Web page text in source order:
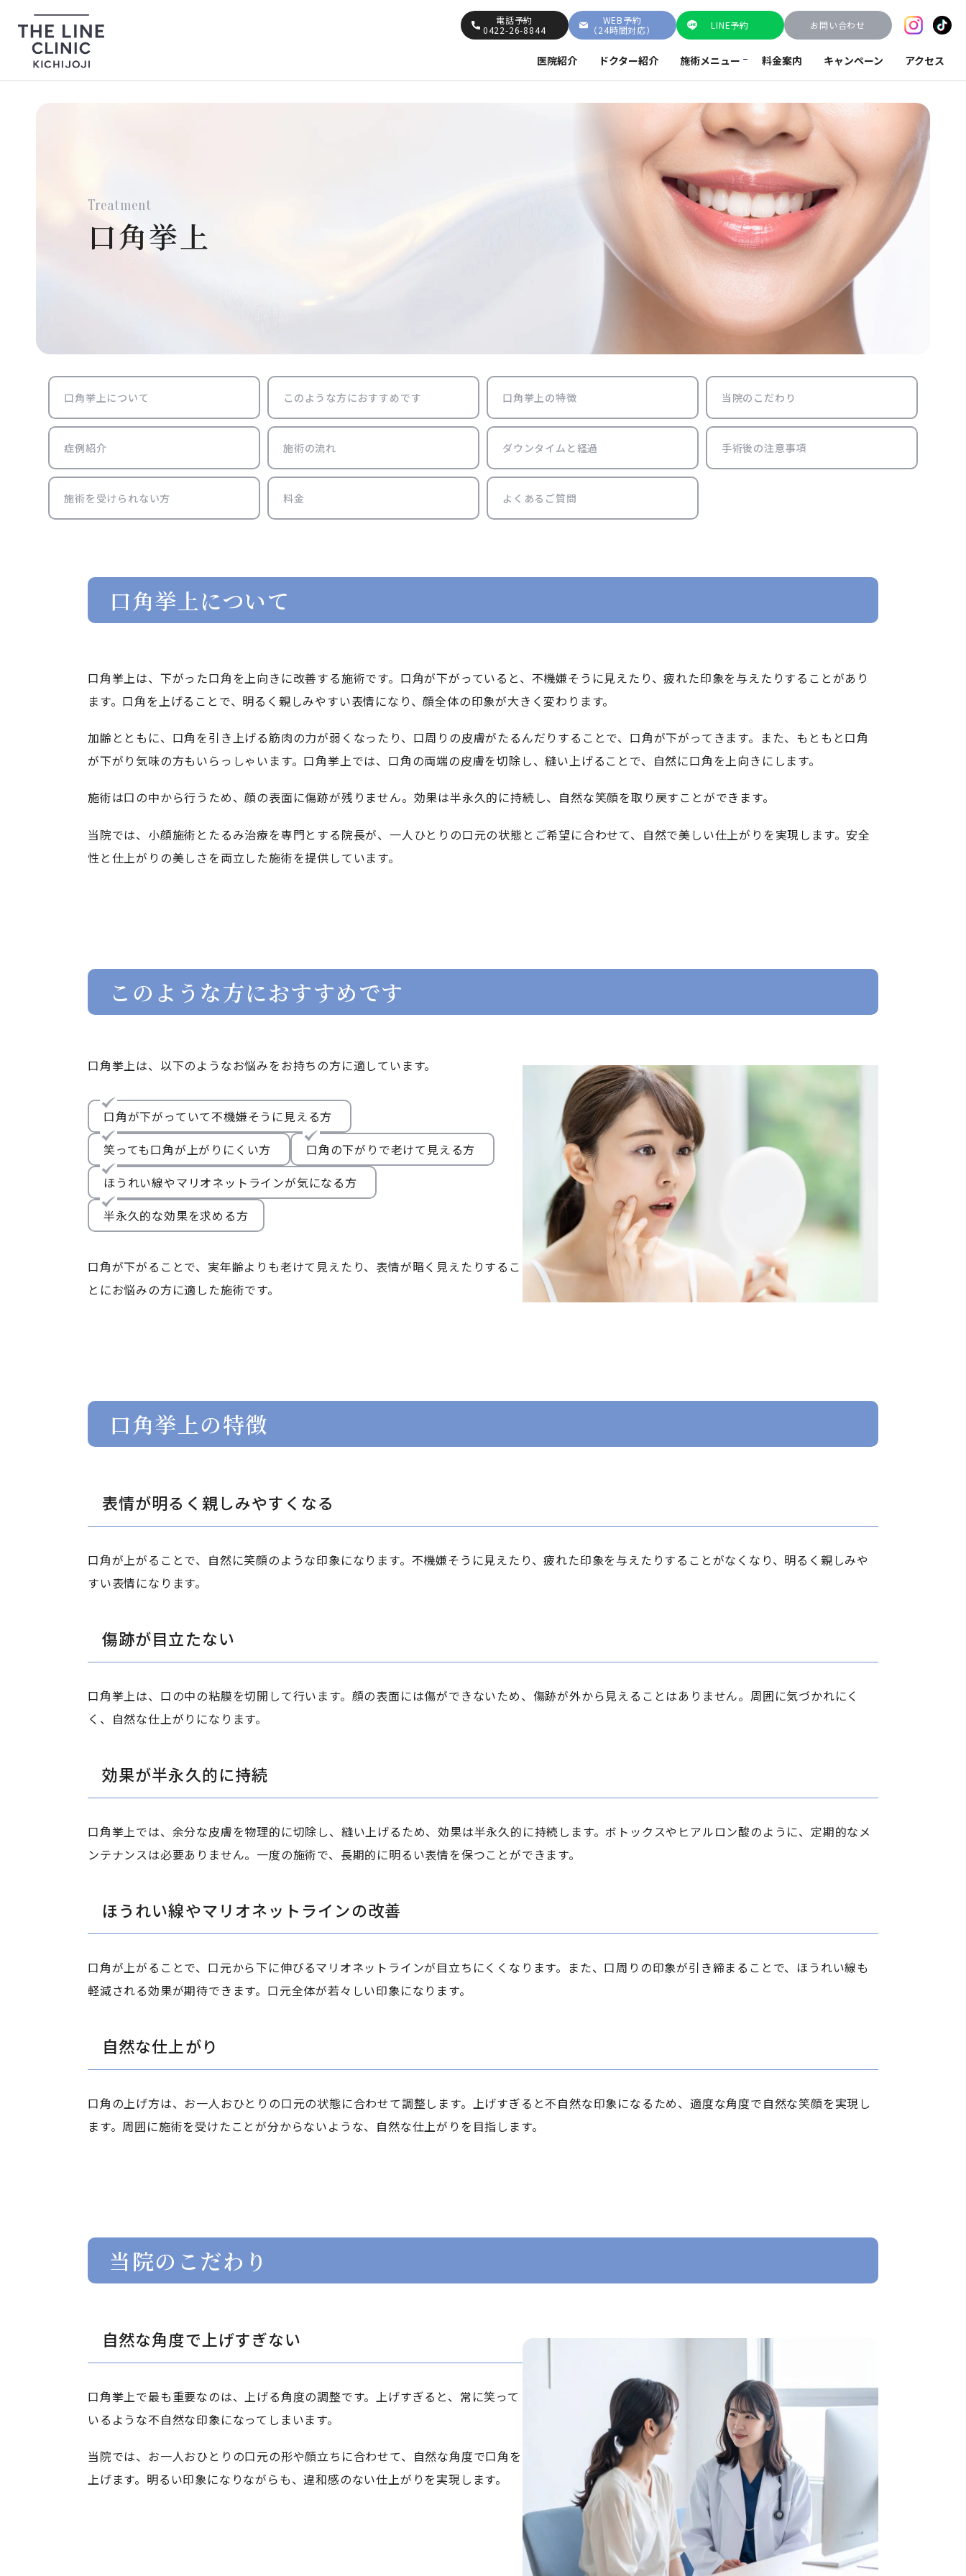
医院紹介 ドクター紹介 施術メニュー
鼻整形
Line小顔脂肪吸引 メーラーファット除去
脂肪注入
料金案内 キャンペーン アクセス
電話予約
0422-26-8844
WEB予約
（24時間対応）
LINE予約 お問い合わせ
Treatment
口角挙上
口角挙上について このような方におすすめです 口角挙上の特徴 当院のこだわり
症例紹介 施術の流れ ダウンタイムと経過 手術後の注意事項
施術を受けられない方 料金 よくあるご質問
口角挙上について
口角挙上は、下がった口角を上向きに改善する施術です。口角が下がっていると、不機嫌そうに見えたり、疲れた印象を与えたりすることがあり
ます。口角を上げることで、明るく親しみやすい表情になり、顔全体の印象が大きく変わります。
加齢とともに、口角を引き上げる筋肉の力が弱くなったり、口周りの皮膚がたるんだりすることで、口角が下がってきます。また、もともと口角
が下がり気味の方もいらっしゃいます。口角挙上では、口角の両端の皮膚を切除し、縫い上げることで、自然に口角を上向きにします。
施術は口の中から行うため、顔の表面に傷跡が残りません。効果は半永久的に持続し、自然な笑顔を取り戻すことができます。
当院では、小顔施術とたるみ治療を専門とする院長が、一人ひとりの口元の状態とご希望に合わせて、自然で美しい仕上がりを実現します。安全
性と仕上がりの美しさを両立した施術を提供しています。
このような方におすすめです
口角挙上は、以下のようなお悩みをお持ちの方に適しています。
口角が下がっていて不機嫌そうに見える方
笑っても口角が上がりにくい方
口角の下がりで老けて見える方
ほうれい線やマリオネットラインが気になる方
半永久的な効果を求める方
口角が下がることで、実年齢よりも老けて見えたり、表情が暗く見えたりするこ
とにお悩みの方に適した施術です。
口角挙上の特徴
表情が明るく親しみやすくなる
口角が上がることで、自然に笑顔のような印象になります。不機嫌そうに見えたり、疲れた印象を与えたりすることがなくなり、明るく親しみや
すい表情になります。
傷跡が目立たない
口角挙上は、口の中の粘膜を切開して行います。顔の表面には傷ができないため、傷跡が外から見えることはありません。周囲に気づかれにく
く、自然な仕上がりになります。
効果が半永久的に持続
口角挙上では、余分な皮膚を物理的に切除し、縫い上げるため、効果は半永久的に持続します。ボトックスやヒアルロン酸のように、定期的なメ
ンテナンスは必要ありません。一度の施術で、長期的に明るい表情を保つことができます。
ほうれい線やマリオネットラインの改善
口角が上がることで、口元から下に伸びるマリオネットラインが目立ちにくくなります。また、口周りの印象が引き締まることで、ほうれい線も
軽減される効果が期待できます。口元全体が若々しい印象になります。
自然な仕上がり
口角の上げ方は、お一人おひとりの口元の状態に合わせて調整します。上げすぎると不自然な印象になるため、適度な角度で自然な笑顔を実現し
ます。周囲に施術を受けたことが分からないような、自然な仕上がりを目指します。
当院のこだわり
自然な角度で上げすぎない
口角挙上で最も重要なのは、上げる角度の調整です。上げすぎると、常に笑って
いるような不自然な印象になってしまいます。
当院では、お一人おひとりの口元の形や顔立ちに合わせて、自然な角度で口角を
上げます。明るい印象になりながらも、違和感のない仕上がりを実現します。